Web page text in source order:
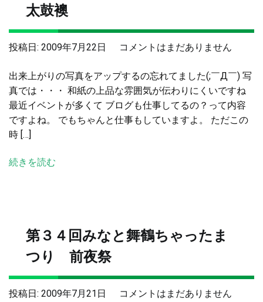
太鼓襖
投稿日: 2009年7月22日
太
襖
へ
の
コメントはまだありません
出来上がりの写真をアップするの忘れてました(;￣Д￣) 写
真では・・・ 和紙の上品な雰囲気が伝わりにくいですね
最近イベントが多くて ブログも仕事してるの？って内容
ですよね。 でもちゃんと仕事もしていますよ。 ただこの
時 […]
続きを読む
第３４回みなと舞鶴ちゃったま
つり 前夜祭
投稿日: 2009年7月21日
第
コメントはまだありません